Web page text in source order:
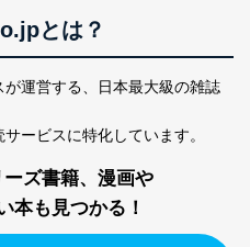
ため
合わせ対応、トラブル対
のため
のため
のサービス内容のご案内の
ル等による商品、サービ
とは？
運営する、
日本最大級の雑誌
サービスに特化しています。
ズ書籍、漫画や
本も見つかる！